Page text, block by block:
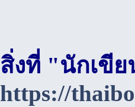
สิ่งที่ "นักเขี
https://